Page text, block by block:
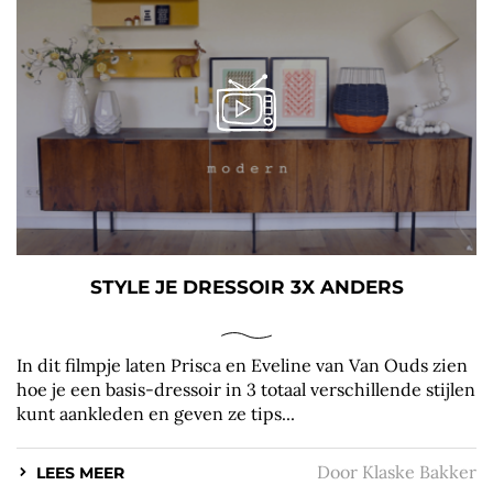
STYLE JE DRESSOIR 3X ANDERS
In dit filmpje laten Prisca en Eveline van Van Ouds zien
hoe je een basis-dressoir in 3 totaal verschillende stijlen
kunt aankleden en geven ze tips...
LEES MEER Door Klaske Bakker